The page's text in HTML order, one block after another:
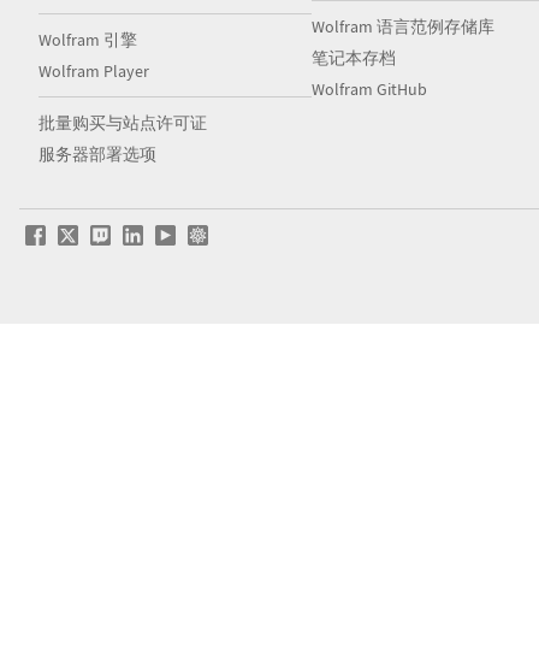
Wolfram 引擎
Wolfram Player
批量购买与站点许可证
服务器部署选项
Wolfram 语言范例存储库
笔记本存档
Wolfram GitHub